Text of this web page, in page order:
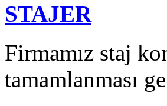
STAJER
Firmamız staj
tamamlanması